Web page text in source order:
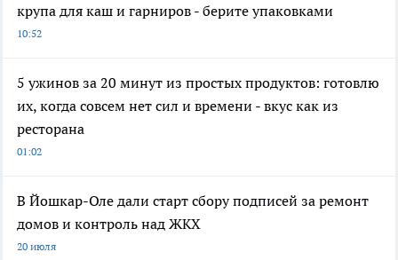
крупа для каш и гарниров - берите упаковками
10:52
5 ужинов за 20 минут из простых продуктов: готовлю
их, когда совсем нет сил и времени - вкус как из
ресторана
01:02
В Йошкар-Оле дали старт сбору подписей за ремонт
домов и контроль над ЖКХ
20 июля